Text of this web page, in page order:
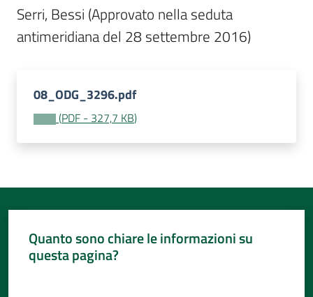
Serri, Bessi (Approvato nella seduta
antimeridiana del 28 settembre 2016)
08_ODG_3296.pdf
(PDF - 327,7 KB)
Quanto sono chiare le informazioni su
questa pagina?